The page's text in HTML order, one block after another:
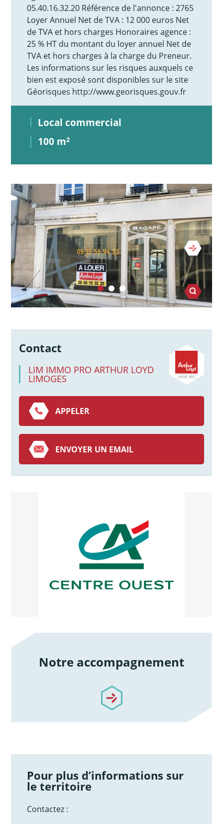
05.40.16.32.20 Référence de l'annonce : 2765
Loyer Annuel Net de TVA : 12 000 euros Net
de TVA et hors charges Honoraires agence :
25 % HT du montant du loyer annuel Net de
TVA et hors charges à la charge du Preneur.
Les informations sur les risques auxquels ce
bien est exposé sont disponibles sur le site
Géorisques http://www.georisques.gouv.fr
Local commercial
100 m2
Contact
LIM IMMO PRO ARTHUR LOYD
LIMOGES
APPELER
ENVOYER UN EMAIL
Notre accompagnement
/notre-accompagnement
Pour plus d’informations sur
le territoire
Contactez :